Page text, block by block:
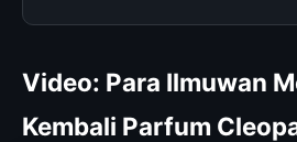
Video: Para Ilmuwan
Kembali Parfum